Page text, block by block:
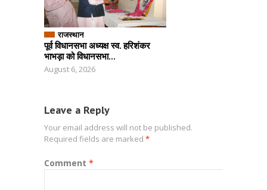
राजस्थान
पूर्व विधानसभा अध्यक्ष स्व. हरिशंकर
भाभड़ा को विधानसभा...
August 6, 2026
Leave a Reply
Your email address will not be published.
Required fields are marked *
Comment *